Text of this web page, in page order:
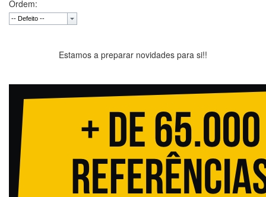
Ordem:
Estamos a preparar novidades para si!!